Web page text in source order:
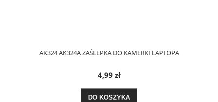
AK324 AK324A ZAŚLEPKA DO KAMERKI LAPTOPA
4,99 zł
DO KOSZYKA